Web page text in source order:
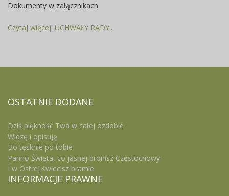
Dokumenty w załącznikach
Czytaj więcej: UCHWAŁY RADY...
OSTATNIE DODANE
Dziś piękność Twa w całej ozdobie
Widzę i opisuję
Bo tęsknie po tobie
Panno Święta, co jasnej bronisz Częstochowy
I w Ostrej świecisz bramie
INFORMACJE PRAWNE